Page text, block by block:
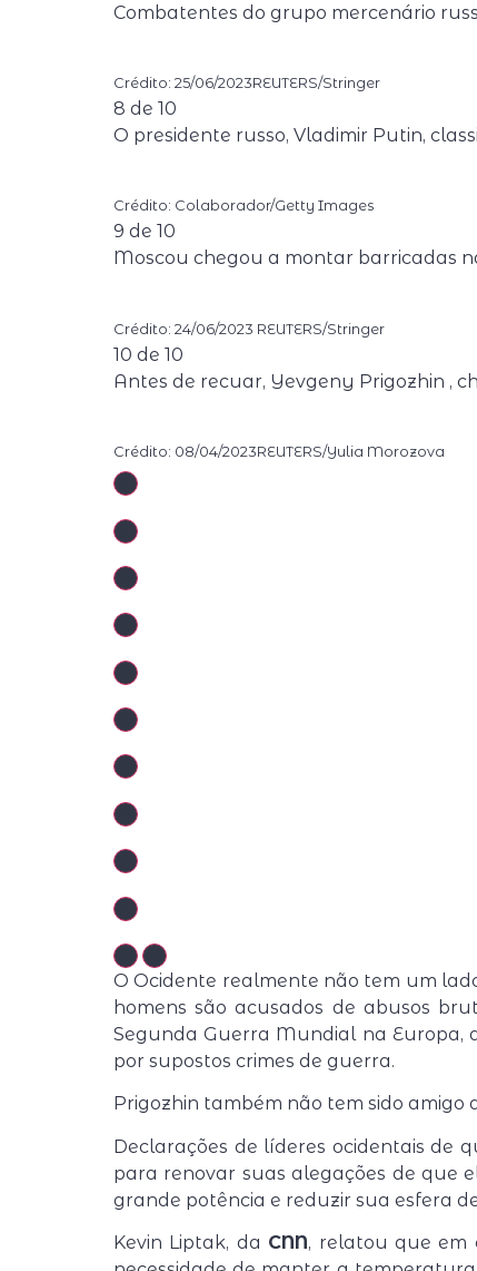
Combatentes do grupo mercenário
Crédito: 25/06/2023REUTERS/Stringer
8 de 10
O presidente russo, Vladimir Putin,
Crédito: Colaborador/Getty Images
9 de 10
Moscou chegou a montar barricadas
Crédito: 24/06/2023 REUTERS/Stringer
10 de 10
Antes de recuar, Yevgeny Prigozhin ,
Crédito: 08/04/2023REUTERS/Yulia Morozova
O Ocidente realmente não tem um
homens são acusados de abusos
Segunda Guerra Mundial na Europa,
por supostos crimes de guerra.
Prigozhin também não tem sido amigo
Declarações de líderes ocidentais de
para renovar suas alegações de que
grande potência e reduzir sua esfera
Kevin Liptak, da CNN, relatou que em